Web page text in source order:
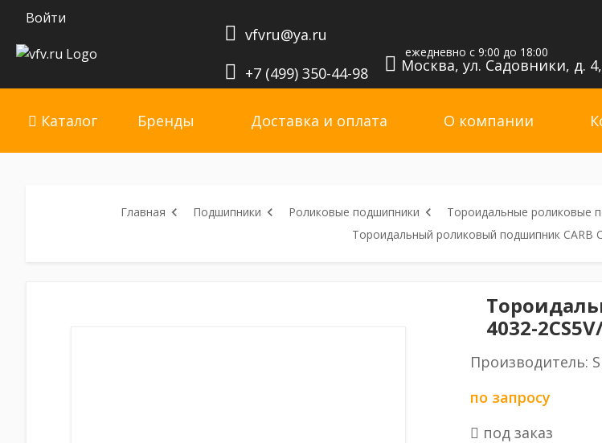
Войти
vfvru@ya.ru
+7 (499) 350-44-98
ежедневно с 9:00 до 18:00
Москва, ул. Садовники, д.
Каталог Бренды Доставка и оплата О компании
Главная Подшипники Роликовые подшипники Тороидальные роликовые
Тороидальный роликовый подшипник CARB
4032-
Производитель:
по запросу
под заказ